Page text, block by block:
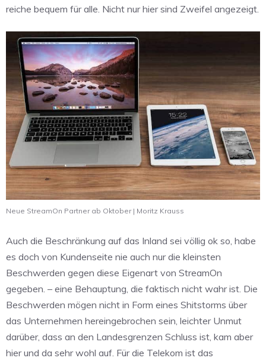
reiche bequem für alle. Nicht nur hier sind Zweifel angezeigt.
Neue StreamOn Partner ab Oktober | Moritz Krauss
Auch die Beschränkung auf das Inland sei völlig ok so, habe
es doch von Kundenseite nie auch nur die kleinsten
Beschwerden gegen diese Eigenart von StreamOn
gegeben. – eine Behauptung, die faktisch nicht wahr ist. Die
Beschwerden mögen nicht in Form eines Shitstorms über
das Unternehmen hereingebrochen sein, leichter Unmut
darüber, dass an den Landesgrenzen Schluss ist, kam aber
hier und da sehr wohl auf. Für die Telekom ist das